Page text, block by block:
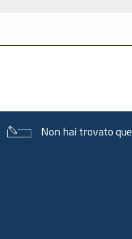
Non hai trovato